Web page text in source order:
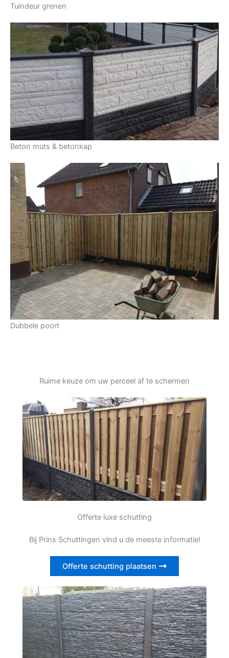
Tuindeur grenen
Beton muts & betonkap
Dubbele poort
Ruime keuze om uw perceel af te schermen
Offerte luxe schutting
Bij Prins Schuttingen vind u de meeste informatie!
Offerte schutting plaatsen